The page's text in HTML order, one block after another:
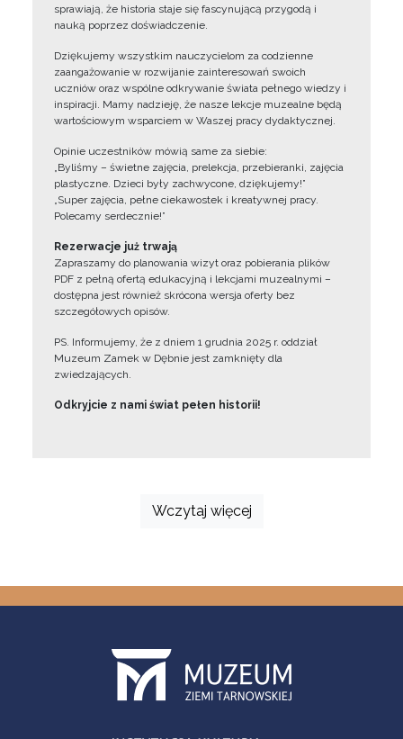
sprawiają, że historia staje się fascynującą przygodą i
nauką poprzez doświadczenie.
Dziękujemy wszystkim nauczycielom za codzienne
zaangażowanie w rozwijanie zainteresowań swoich
uczniów oraz wspólne odkrywanie świata pełnego wiedzy i
inspiracji. Mamy nadzieję, że nasze lekcje muzealne będą
wartościowym wsparciem w Waszej pracy dydaktycznej.
Opinie uczestników mówią same za siebie:
„Byliśmy – świetne zajęcia, prelekcja, przebieranki, zajęcia
plastyczne. Dzieci były zachwycone, dziękujemy!”
„Super zajęcia, pełne ciekawostek i kreatywnej pracy.
Polecamy serdecznie!”
Rezerwacje już trwają
Zapraszamy do planowania wizyt oraz pobierania plików
PDF z pełną ofertą edukacyjną i lekcjami muzealnymi –
dostępna jest również skrócona wersja oferty bez
szczegółowych opisów.
PS. Informujemy, że z dniem 1 grudnia 2025 r. oddział
Muzeum Zamek w Dębnie jest zamknięty dla
zwiedzających.
Odkryjcie z nami świat pełen historii!
Wczytaj więcej